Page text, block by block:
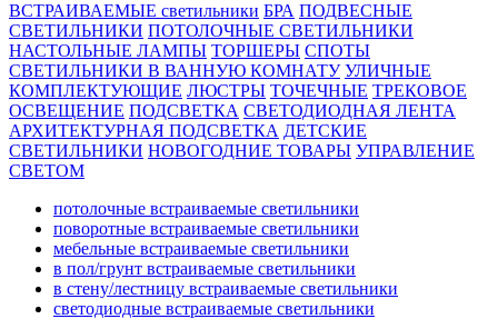
ВСТРАИВАЕМЫЕ светильники БРА ПОДВЕСНЫЕ
СВЕТИЛЬНИКИ ПОТОЛОЧНЫЕ СВЕТИЛЬНИКИ
НАСТОЛЬНЫЕ ЛАМПЫ ТОРШЕРЫ СПОТЫ
СВЕТИЛЬНИКИ В ВАННУЮ КОМНАТУ УЛИЧНЫЕ
КОМПЛЕКТУЮЩИЕ ЛЮСТРЫ ТОЧЕЧНЫЕ ТРЕКОВОЕ
ОСВЕЩЕНИЕ ПОДСВЕТКА СВЕТОДИОДНАЯ ЛЕНТА
АРХИТЕКТУРНАЯ ПОДСВЕТКА ДЕТСКИЕ
СВЕТИЛЬНИКИ НОВОГОДНИЕ ТОВАРЫ УПРАВЛЕНИЕ
СВЕТОМ
потолочные встраиваемые светильники
поворотные встраиваемые светильники
мебельные встраиваемые светильники
в пол/грунт встраиваемые светильники
в стену/лестницу встраиваемые светильники
светодиодные встраиваемые светильники